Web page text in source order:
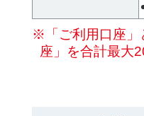
※「ご利用口座」
座」を合計最大